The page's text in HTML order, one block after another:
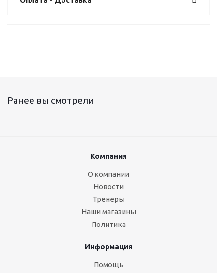
Ранее вы смотрели
Компания
О компании
Новости
Тренеры
Наши магазины
Политика
Информация
Помощь